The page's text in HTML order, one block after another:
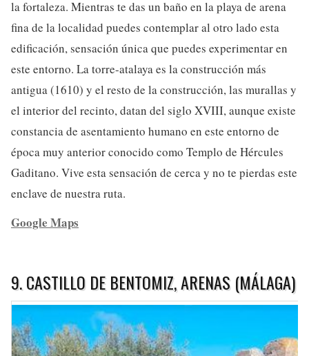
la fortaleza. Mientras te das un baño en la playa de arena
fina de la localidad puedes contemplar al otro lado esta
edificación, sensación única que puedes experimentar en
este entorno. La torre-atalaya es la construcción más
antigua (1610) y el resto de la construcción, las murallas y
el interior del recinto, datan del siglo XVIII, aunque existe
constancia de asentamiento humano en este entorno de
época muy anterior conocido como Templo de Hércules
Gaditano. Vive esta sensación de cerca y no te pierdas este
enclave de nuestra ruta.
Google Maps
9. CASTILLO DE BENTOMIZ, ARENAS (MÁLAGA)